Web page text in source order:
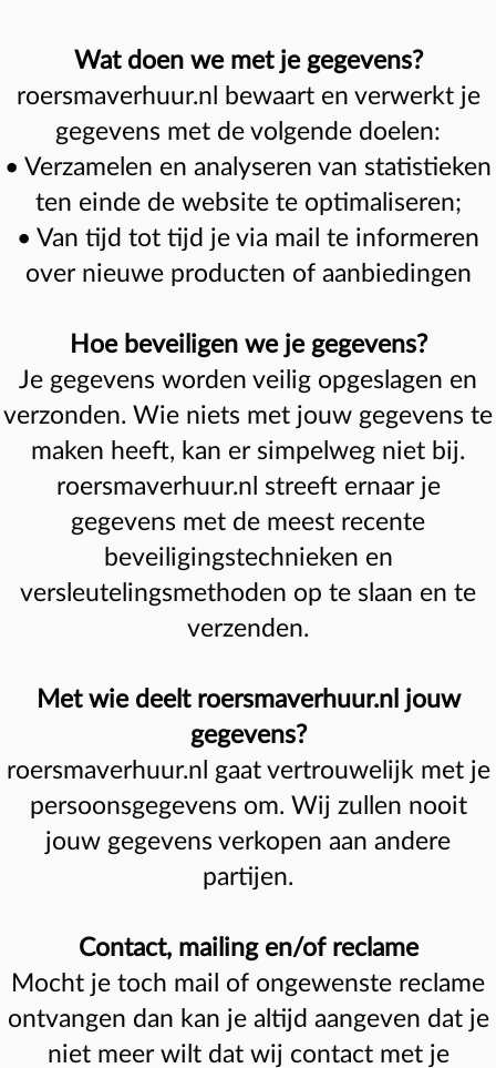
Wat doen we met je gegevens?
roersmaverhuur.nl bewaart en verwerkt je
gegevens met de volgende doelen:
• Verzamelen en analyseren van statistieken
ten einde de website te optimaliseren;
• Van tijd tot tijd je via mail te informeren
over nieuwe producten of aanbiedingen
Hoe beveiligen we je gegevens?
Je gegevens worden veilig opgeslagen en
verzonden. Wie niets met jouw gegevens te
maken heeft, kan er simpelweg niet bij.
roersmaverhuur.nl streeft ernaar je
gegevens met de meest recente
beveiligingstechnieken en
versleutelingsmethoden op te slaan en te
verzenden.
Met wie deelt roersmaverhuur.nl jouw
gegevens?
roersmaverhuur.nl gaat vertrouwelijk met je
persoonsgegevens om. Wij zullen nooit
jouw gegevens verkopen aan andere
partijen.
Contact, mailing en/of reclame
Mocht je toch mail of ongewenste reclame
ontvangen dan kan je altijd aangeven dat je
niet meer wilt dat wij contact met je